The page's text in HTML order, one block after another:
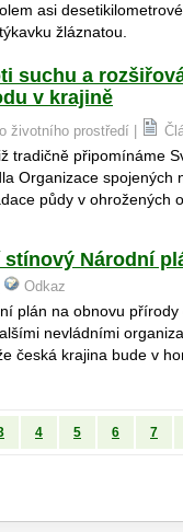
asi
žláznatou.
suchu a
v krajině
životního prostředí |
tradičně připomínáme
Organizace
půdy v ohrožených
Národní
Odkaz
plán na obnovu
nevládními
česká krajina bude v
4 5 6 7